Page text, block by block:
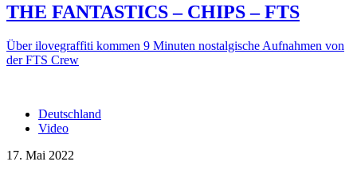
THE FANTASTICS – CHIPS – FTS
Über ilovegraffiti kommen 9 Minuten nostalgische Aufnahmen von
der FTS Crew
Deutschland
Video
17. Mai 2022